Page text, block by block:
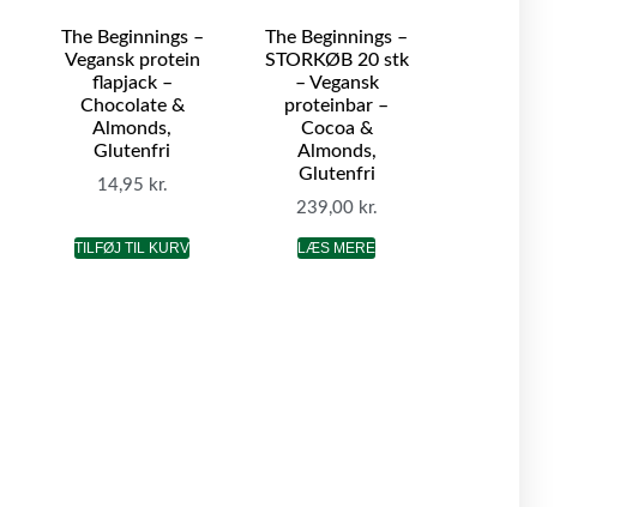
The Beginnings –
Vegansk protein
flapjack –
Chocolate &
Almonds,
Glutenfri
14,95 kr.
TILFØJ TIL KURV
The Beginnings –
STORKØB 20 stk
– Vegansk
proteinbar –
Cocoa &
Almonds,
Glutenfri
239,00 kr.
LÆS MERE